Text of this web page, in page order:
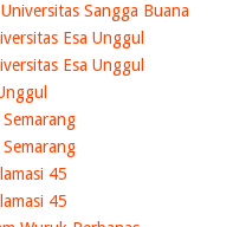
Sangga Buana
Esa Unggul
Esa Unggul
45
45